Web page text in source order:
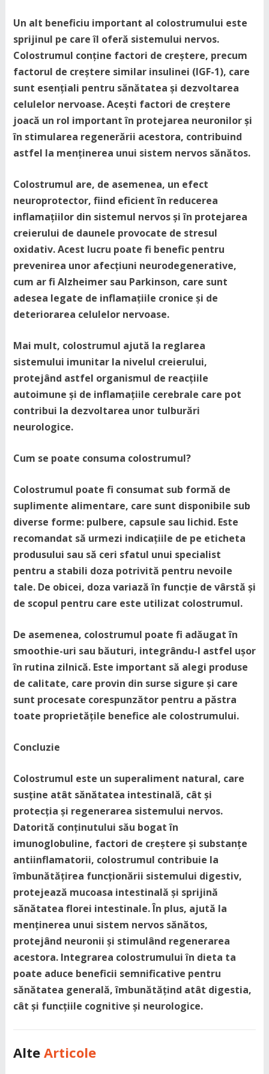
Un alt beneficiu important al colostrumului este
sprijinul pe care îl oferă sistemului nervos.
Colostrumul conține factori de creștere, precum
factorul de creștere similar insulinei (IGF-1), care
sunt esențiali pentru sănătatea și dezvoltarea
celulelor nervoase. Acești factori de creștere
joacă un rol important în protejarea neuronilor și
în stimularea regenerării acestora, contribuind
astfel la menținerea unui sistem nervos sănătos.
Colostrumul are, de asemenea, un efect
neuroprotector, fiind eficient în reducerea
inflamațiilor din sistemul nervos și în protejarea
creierului de daunele provocate de stresul
oxidativ. Acest lucru poate fi benefic pentru
prevenirea unor afecțiuni neurodegenerative,
cum ar fi Alzheimer sau Parkinson, care sunt
adesea legate de inflamațiile cronice și de
deteriorarea celulelor nervoase.
Mai mult, colostrumul ajută la reglarea
sistemului imunitar la nivelul creierului,
protejând astfel organismul de reacțiile
autoimune și de inflamațiile cerebrale care pot
contribui la dezvoltarea unor tulburări
neurologice.
Cum se poate consuma colostrumul?
Colostrumul poate fi consumat sub formă de
suplimente alimentare, care sunt disponibile sub
diverse forme: pulbere, capsule sau lichid. Este
recomandat să urmezi indicațiile de pe eticheta
produsului sau să ceri sfatul unui specialist
pentru a stabili doza potrivită pentru nevoile
tale. De obicei, doza variază în funcție de vârstă și
de scopul pentru care este utilizat colostrumul.
De asemenea, colostrumul poate fi adăugat în
smoothie-uri sau băuturi, integrându-l astfel ușor
în rutina zilnică. Este important să alegi produse
de calitate, care provin din surse sigure și care
sunt procesate corespunzător pentru a păstra
toate proprietățile benefice ale colostrumului.
Concluzie
Colostrumul este un superaliment natural, care
susține atât sănătatea intestinală, cât și
protecția și regenerarea sistemului nervos.
Datorită conținutului său bogat în
imunoglobuline, factori de creștere și substanțe
antiinflamatorii, colostrumul contribuie la
îmbunătățirea funcționării sistemului digestiv,
protejează mucoasa intestinală și sprijină
sănătatea florei intestinale. În plus, ajută la
menținerea unui sistem nervos sănătos,
protejând neuronii și stimulând regenerarea
acestora. Integrarea colostrumului în dieta ta
poate aduce beneficii semnificative pentru
sănătatea generală, îmbunătățind atât digestia,
cât și funcțiile cognitive și neurologice.
Alte Articole